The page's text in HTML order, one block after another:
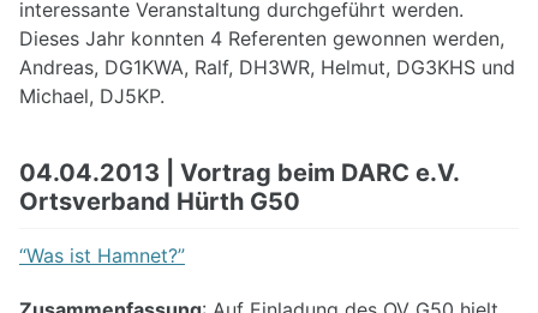
interessante Veranstaltung durchgeführt werden.
Dieses Jahr konnten 4 Referenten gewonnen werden,
Andreas, DG1KWA, Ralf, DH3WR, Helmut, DG3KHS und
Michael, DJ5KP.
04.04.2013 | Vortrag beim DARC e.V.
Ortsverband Hürth G50
“Was ist Hamnet?”